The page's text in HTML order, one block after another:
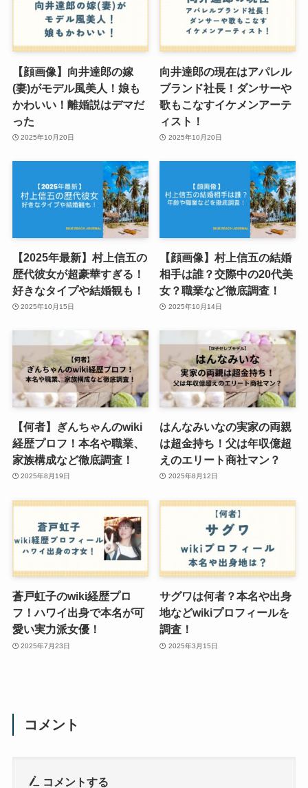
【顔画像】向井達郎の嫁
(妻)がモデル風美人！娘も
かわいい！離婚説はデマだ
った
2025年10月20日
向井達郎の現在はアパレル
ブランド社長！ダンサーや
歌もこなすイケメンアーテ
ィスト！
2025年10月20日
【2025年最新】村上信五の
歴代彼女が超豪華すぎる！
好きなタイプや結婚観も！
2025年10月15日
【顔画像】村上信五の結婚
相手は誰？交際中の20代美
女？職業など徹底調査！
2025年10月14日
【何者】ぎんちゃんのwiki
経歴プロフ！本名や職業、
家族構成など徹底調査！
2025年8月19日
はんなみいなの実家の両親
は超金持ち！父は年収億超
えのエリート商社マン？
2025年8月12日
蒼戸虹子のwiki経歴プロ
フ！ハワイ出身で本名が可
愛い実力派女優！
2025年7月23日
サグワは何者？本名や出身
地などwikiプロフィールを
調査！
2025年3月15日
コメント
コメントする